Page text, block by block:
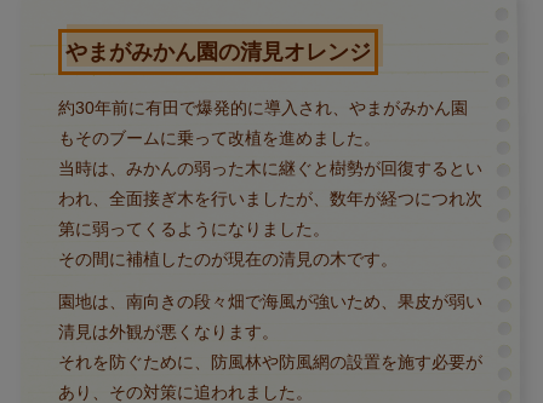
やまがみかん園の清見オレンジ
約30年前に有田で爆発的に導入され、やまがみかん園
もそのブームに乗って改植を進めました。
当時は、みかんの弱った木に継ぐと樹勢が回復するとい
われ、全面接ぎ木を行いましたが、数年が経つにつれ次
第に弱ってくるようになりました。
その間に補植したのが現在の清見の木です。
園地は、南向きの段々畑で海風が強いため、果皮が弱い
清見は外観が悪くなります。
それを防ぐために、防風林や防風網の設置を施す必要が
あり、その対策に追われました。